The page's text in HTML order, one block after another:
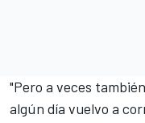
"Pero a veces
algún día vuelvo a